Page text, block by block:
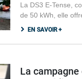
La DS3 E-Tense,
de 50 kWh, elle
EN SAVOIR +
La